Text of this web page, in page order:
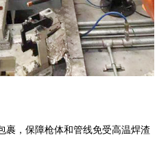
裹，保障枪体和管线免受高温焊渣